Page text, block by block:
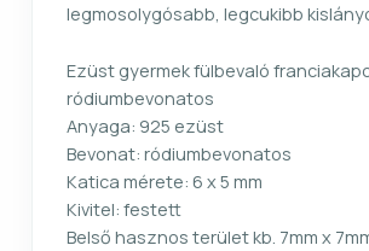
legmosolygósabb, legcukibb
Ezüst gyermek fülbevaló
ródiumbevonatos
Anyaga: 925 ezüst
Bevonat: ródiumbevonatos
Katica mérete: 6 x 5 mm
Kivitel: festett
Belső hasznos terület kb. 7mm x